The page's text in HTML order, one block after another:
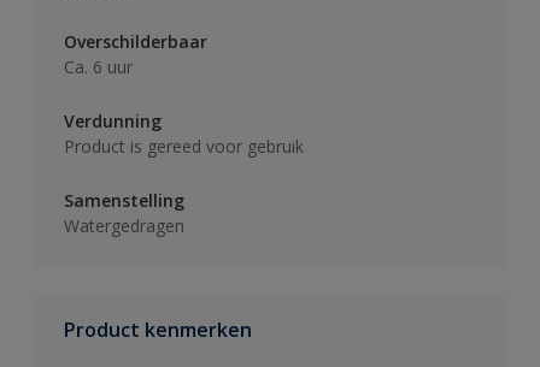
Overschilderbaar
Ca. 6 uur
Verdunning
Product is gereed voor gebruik
Samenstelling
Watergedragen
Product kenmerken